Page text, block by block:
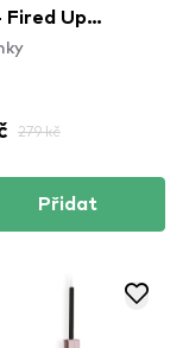
Fired Up
279 kč
Přidat